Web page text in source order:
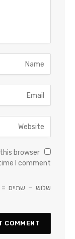
browser
I comment.
שלוש − שתיים =